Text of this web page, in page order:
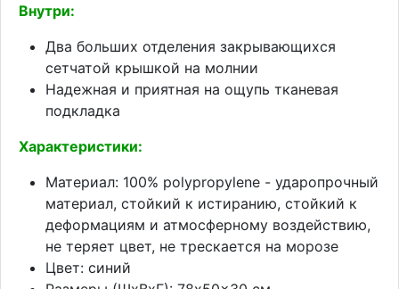
Внутри:
Два больших отделения закрывающихся
сетчатой крышкой на молнии
Надежная и приятная на ощупь тканевая
подкладка
Характеристики:
Материал: 100% polypropylene - ударопрочный
материал, стойкий к истиранию, стойкий к
деформациям и атмосферному воздействию,
не теряет цвет, не трескается на морозе
Цвет: синий